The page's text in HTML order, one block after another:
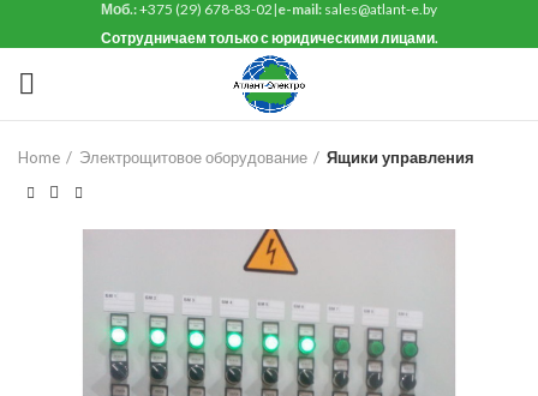
Моб.:+375 (29) 678-83-02 |e-mail: sales@atlant-e.by
Сотрудничаем только с юридическими лицами.
Home Электрощитовое оборудование Ящики управления